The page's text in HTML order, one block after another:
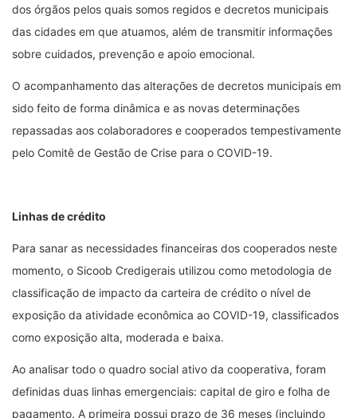
dos órgãos pelos quais somos regidos e decretos municipais
das cidades em que atuamos, além de transmitir informações
sobre cuidados, prevenção e apoio emocional.
O acompanhamento das alterações de decretos municipais em
sido feito de forma dinâmica e as novas determinações
repassadas aos colaboradores e cooperados tempestivamente
pelo Comitê de Gestão de Crise para o COVID-19.
Linhas de crédito
Para sanar as necessidades financeiras dos cooperados neste
momento, o Sicoob Credigerais utilizou como metodologia de
classificação de impacto da carteira de crédito o nível de
exposição da atividade econômica ao COVID-19, classificados
como exposição alta, moderada e baixa.
Ao analisar todo o quadro social ativo da cooperativa, foram
definidas duas linhas emergenciais: capital de giro e folha de
pagamento. A primeira possui prazo de 36 meses (incluindo